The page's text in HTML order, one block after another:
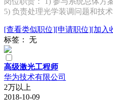
5) 负责处理光学装调问题和技
[查看类似职位][申请职位][加入
标签： 无
高级激光工程师
华为技术有限公司
2万以上
2018-10-09